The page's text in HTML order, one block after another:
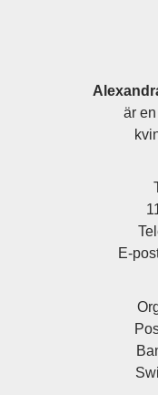
är
E-